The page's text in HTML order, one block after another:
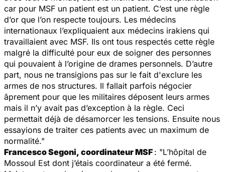
car pour MSF un patient est un patient. C’est une règle
d’or que l’on respecte toujours. Les médecins
internationaux l’expliquaient aux médecins irakiens qui
travaillaient avec MSF. Ils ont tous respectés cette règle
malgré la difficulté pour eux de soigner des personnes
qui pouvaient à l’origine de drames personnels. D’autre
part, nous ne transigions pas sur le fait d'exclure les
armes de nos structures. Il fallait parfois négocier
âprement pour que les militaires déposent leurs armes
mais il n’y avait pas d’exception à la règle. Ceci
permettait déjà de désamorcer les tensions. Ensuite nous
essayions de traiter ces patients avec un maximum de
normalité."
Francesco Segoni, coordinateur MSF : "L’hôpital de
Mossoul Est dont j’étais coordinateur a été fermé.